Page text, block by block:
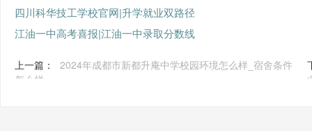
四川科华技工学校官网|升学就业双路径
江油一中高考喜报|江油一中录取分数线
上一篇：
2024年成都市新都升庵中学校园环境怎么样_宿舍条件
怎么样